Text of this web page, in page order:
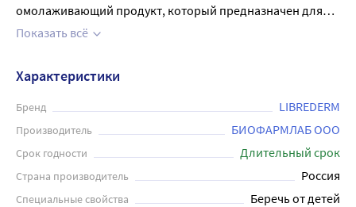
омолаживающий продукт, который предназначен для
ухода за кожей лица, шеи и области декольте. Его
активно борется со старением кожи и стимулирует ее
регенерацию. Крем обладает легкой текстурой и быстро
впитывается, не оставляя жирной пленки. После
применения кожа получает дополнительное
увлажнение, приобретает более упругий и свежий вид.
Крем Librederm Коллаген рекомендуется использовать
ежедневно для поддержания красоты и здоровья кожи.
Показать всё
Характеристики
Бренд LIBREDERM
Производитель БИОФАРМЛАБ ООО
Срок годности Длительный срок
Страна производитель Россия
Специальные свойства Беречь от детей